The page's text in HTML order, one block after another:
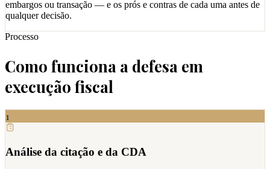
embargos ou transação — e os prós e contras de cada uma antes de
qualquer decisão.
Processo
Como funciona a defesa em
execução fiscal
1
Análise da citação e da CDA